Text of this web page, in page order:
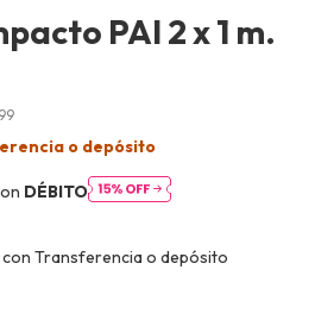
PAI 2 x 1 m.
o depósito
DÉBITO
Transferencia o depósito